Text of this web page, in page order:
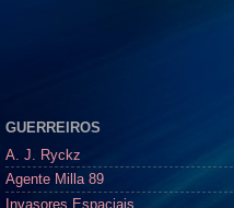
GUERREIROS
A. J. Ryckz
Agente Milla 89
Invasores Espaciais